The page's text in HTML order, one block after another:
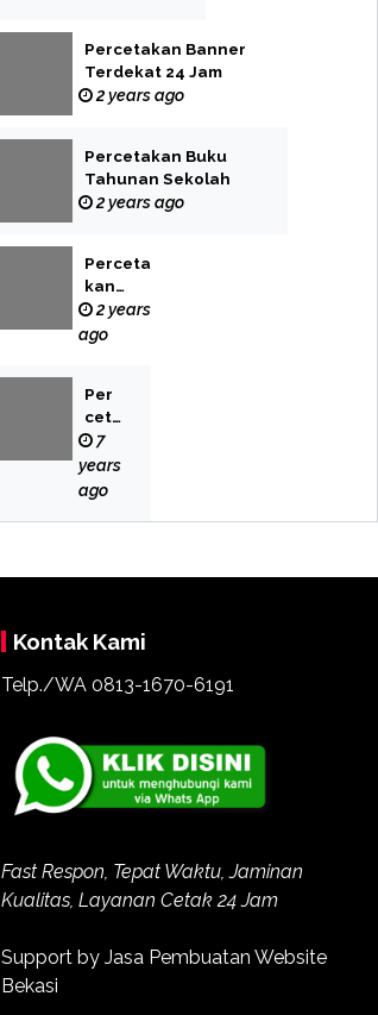
Percetakan Banner
Terdekat 24 Jam
2 years ago
Percetakan Buku
Tahunan Sekolah
2 years ago
Perceta
kan
Buku
Novel
2 years
ago
Per
cet
aka
n
Bek
7
years
ago
Kontak Kami
Telp./WA 0813-1670-6191
Fast Respon, Tepat Waktu, Jaminan
Kualitas, Layanan Cetak 24 Jam
Support by Jasa Pembuatan Website
Bekasi